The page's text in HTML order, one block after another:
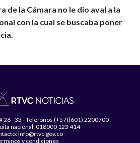
de la Cámara no le dio aval a la
con la cual se buscaba poner
26 - 33 - Teléfonos (+57)(601) 2200700
nacional: 018000 123 414
info@rtvc.gov.co
y condiciones